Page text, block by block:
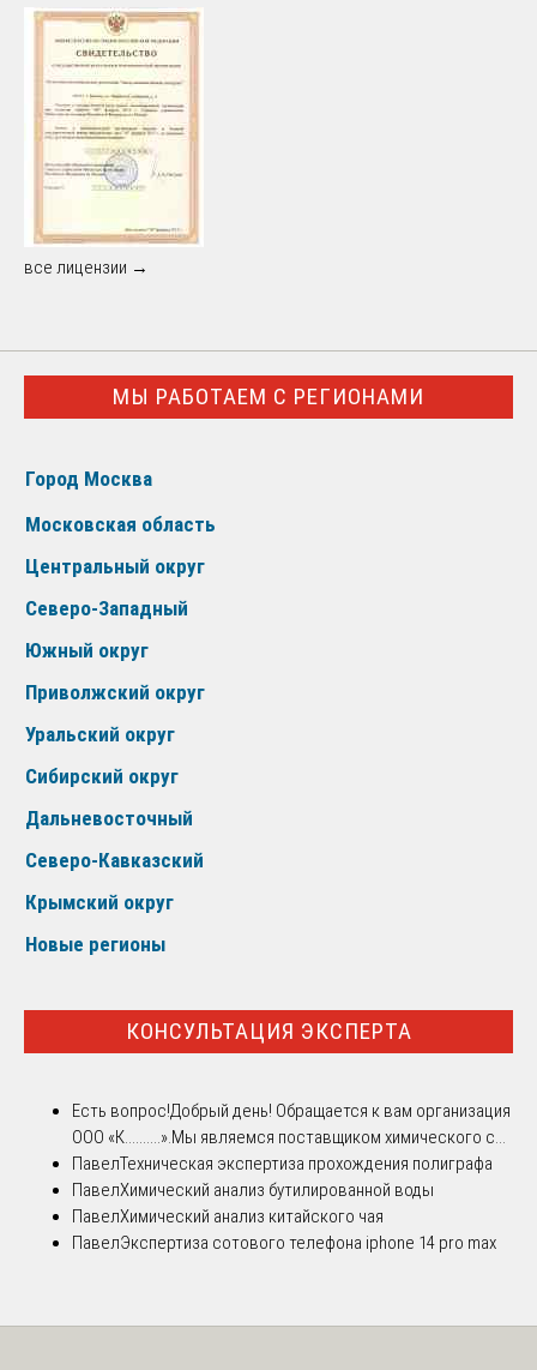
все лицензии →
МЫ РАБОТАЕМ С РЕГИОНАМИ
Город Москва
Московская область
Центральный округ
Северо-Западный
Южный округ
Приволжский округ
Уральский округ
Сибирский округ
Дальневосточный
Северо-Кавказский
Крымский округ
Новые регионы
КОНСУЛЬТАЦИЯ ЭКСПЕРТА
Есть вопрос!Добрый день! Обращается к вам организация
ООО «К..........».Мы являемся поставщиком химического с...
ПавелТехническая экспертиза прохождения полиграфа
ПавелХимический анализ бутилированной воды
ПавелХимический анализ китайского чая
ПавелЭкспертиза сотового телефона iphone 14 pro max